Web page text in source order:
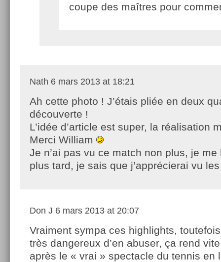
coupe des maîtres pour
Nath 6 mars 2013 at 18:21
Ah cette photo ! J’étais pliée en deux
découverte !
L’idée d’article est super, la réalisation
Merci William
Je n’ai pas vu ce match non plus, je
plus tard, je sais que j’apprécierai vu
Don J 6 mars 2013 at 20:07
Vraiment sympa ces highlights,
très dangereux d’en abuser, ça rend
après le « vrai » spectacle du tennis en